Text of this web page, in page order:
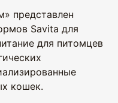
представлен
Savita для
для питомцев
кошек.